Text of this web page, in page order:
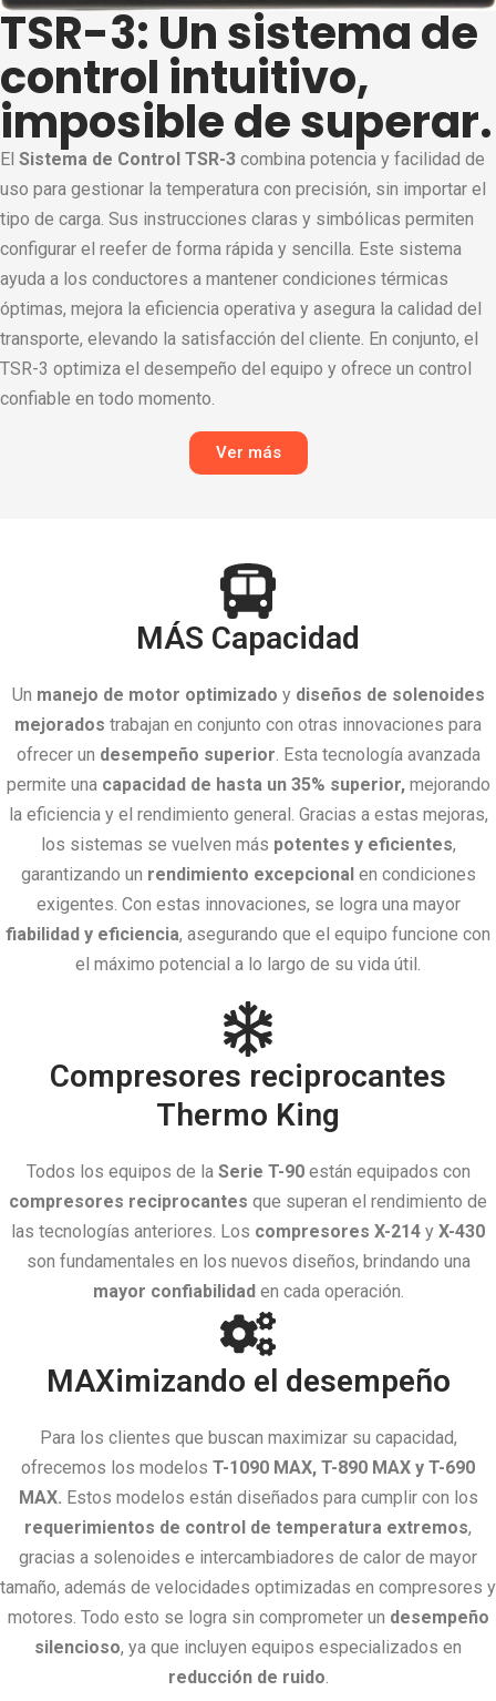
TSR-3: Un sistema de
control intuitivo,
imposible de superar.
El Sistema de Control TSR-3 combina potencia y facilidad de
uso para gestionar la temperatura con precisión, sin importar el
tipo de carga. Sus instrucciones claras y simbólicas permiten
configurar el reefer de forma rápida y sencilla. Este sistema
ayuda a los conductores a mantener condiciones térmicas
óptimas, mejora la eficiencia operativa y asegura la calidad del
transporte, elevando la satisfacción del cliente. En conjunto, el
TSR-3 optimiza el desempeño del equipo y ofrece un control
confiable en todo momento.
Ver más
MÁS Capacidad
Un manejo de motor optimizado y diseños de solenoides
mejorados trabajan en conjunto con otras innovaciones para
ofrecer un desempeño superior. Esta tecnología avanzada
permite una capacidad de hasta un 35% superior,mejorando
la eficiencia y el rendimiento general. Gracias a estas mejoras,
los sistemas se vuelven más potentes y eficientes,
garantizando un rendimiento excepcionalen condiciones
exigentes. Con estas innovaciones, se logra una mayor
fiabilidad y eficiencia, asegurando que el equipo funcione con
el máximo potencial a lo largo de su vida útil.
Compresores reciprocantes
Thermo King
Todos los equipos de la Serie T-90están equipados con
compresores reciprocantes que superan el rendimiento de
las tecnologías anteriores. Los compresores X-214 y X-430
son fundamentales en los nuevos diseños, brindando una
mayor confiabilidaden cada operación.
MAXimizando el desempeño
Para los clientes que buscan maximizar su capacidad,
ofrecemos los modelos T-1090 MAX, T-890 MAX y T-690
MAX. Estos modelos están diseñados para cumplir con los
requerimientos de control de temperatura extremos,
gracias a solenoides e intercambiadores de calor de mayor
tamaño, además de velocidades optimizadas en compresores y
motores. Todo esto se logra sin comprometer un desempeño
silencioso, ya que incluyen equipos especializados en
reducción de ruido.